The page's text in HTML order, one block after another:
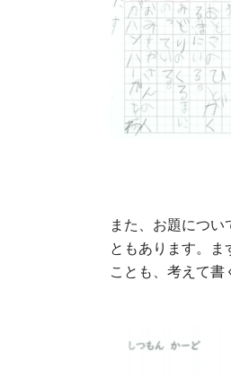
また、お題につい
ともあります。ま
ことも、考えて書